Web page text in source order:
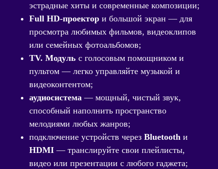
эстрадные хиты и современные композиции;
Full HD‑проектор и большой экран — для
просмотра любимых фильмов, видеоклипов
или семейных фотоальбомов;
TV. Модуль с голосовым помощником и
пультом — легко управляйте музыкой и
видеоконтентом;
аудиосистема— мощный, чистый звук,
способный наполнить пространство
мелодиями любых жанров;
подключение устройств через Bluetooth и
HDMI— транслируйте свои плейлисты,
видео или презентации с любого гаджета;